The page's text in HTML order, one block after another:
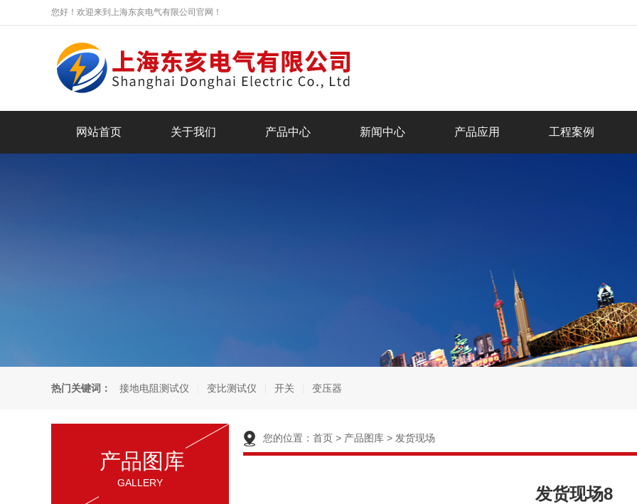
您好！欢迎来到上海东亥电气有限公司官网！
网站首页 关于我们 产品中心 新闻中心 产品应用 工程案例
热门关键词： 接地电阻测试仪 变比测试仪 开关 变压器
产品图库
GALLERY
您的位置： 首页 > 产品图库 > 发货现场
发货现场8